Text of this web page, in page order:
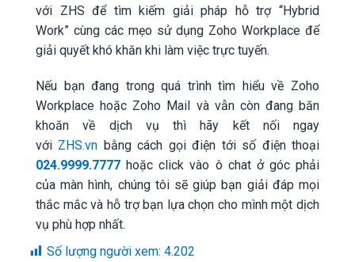
với ZHS để tìm kiếm giải pháp hỗ trợ “Hybrid
Work” cùng các mẹo sử dụng Zoho Workplace để
giải quyết khó khăn khi làm việc trực tuyến.
Nếu bạn đang trong quá trình tìm hiểu về Zoho
Workplace hoặc Zoho Mail và vẫn còn đang băn
khoăn về dịch vụ thì hãy kết nối ngay
với ZHS.vn bằng cách gọi điện tới số điện thoại
024.9999.7777 hoặc click vào ô chat ở góc phải
của màn hình, chúng tôi sẽ giúp bạn giải đáp mọi
thắc mắc và hỗ trợ bạn lựa chọn cho mình một dịch
vụ phù hợp nhất.
Số lượng người xem: 4.202